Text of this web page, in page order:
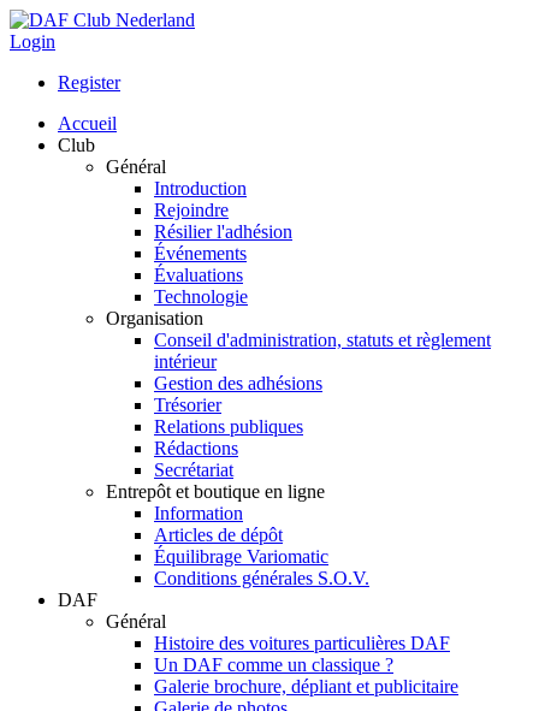
Login
Register
Accueil
Club
Général
Introduction
Rejoindre
Résilier l'adhésion
Événements
Évaluations
Technologie
Organisation
Conseil d'administration, statuts et règlement
intérieur
Gestion des adhésions
Trésorier
Relations publiques
Rédactions
Secrétariat
Entrepôt et boutique en ligne
Information
Articles de dépôt
Équilibrage Variomatic
Conditions générales S.O.V.
DAF
Général
Histoire des voitures particulières DAF
Un DAF comme un classique ?
Galerie brochure, dépliant et publicitaire